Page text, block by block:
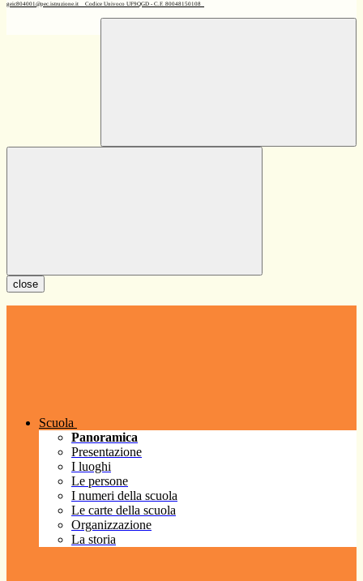
geic804001@pec.istruzione.it Codice Univoco UF9QGD - C.F. 80048150108
close
Scuola
Panoramica
Presentazione
I luoghi
Le persone
I numeri della scuola
Le carte della scuola
Organizzazione
La storia